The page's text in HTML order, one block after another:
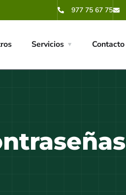
977 75 67 75
Servicios Contacto